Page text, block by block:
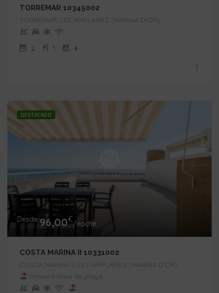
TORREMAR 10345002
TORREMAR, LES AMPLARIES (MARINA D'OR)
2 1 4
DESTACADO
Desde 96,00€/noche
COSTA MARINA II 10331002
COSTA MARINA II, LES AMPLARIES (MARINA D'OR),
Primera línea de playa